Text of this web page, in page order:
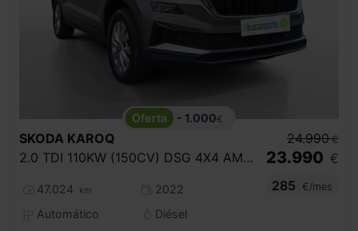
- 1.000€
SKODA KAROQ
2.0 TDI 110KW (150CV) DSG 4X4 AMBITION
47.024 km
2022
Automático
Diésel
24.990 €
23.990 €
285
€/mes